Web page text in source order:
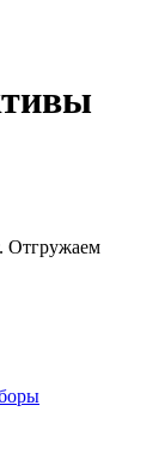
Отгружаем